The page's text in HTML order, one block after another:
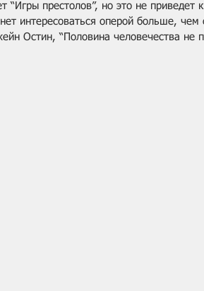
“Игры престолов”, но это не
интересоваться оперой больше, чем
Остин, “Половина человечества не